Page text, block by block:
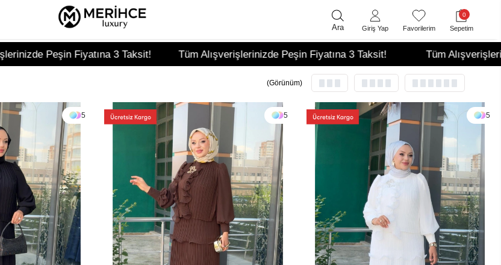
Taksit! Tüm Alışverişlerinizde Peşin Fiyatına 3 Taksit! Tüm Alışverişlerinizde Peşin Fiyatına 3
Ara Giriş Yap Favorilerim
0
Sepetim
(Görünüm)
5 5 5